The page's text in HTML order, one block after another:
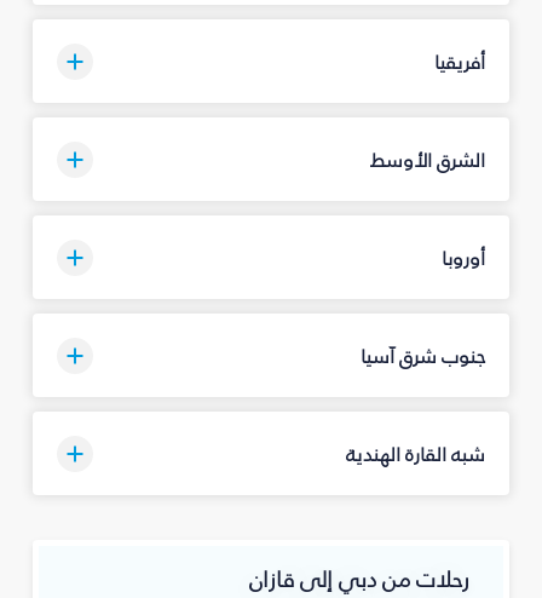
أفريقيا
الشرق الأوسط
أوروبا
جنوب شرق آسيا
شبه القارة الهندية
رحلات من دبي إلى قازان